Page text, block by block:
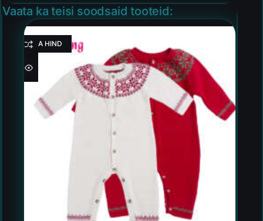
Vaata ka teisi soodsaid tooteid:
HEA HIND